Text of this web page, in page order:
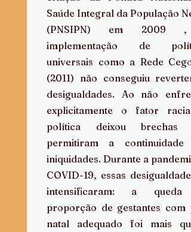
Saúde Integral da População
(PNSIPN) em 2009
implementação de
universais como a Rede
(2011) não conseguiu
desigualdades. Ao não
explicitamente o fator
política deixou brechas
permitiram a continuidade
iniquidades. Durante a
COVID-19, essas
intensificaram: a queda
proporção de gestantes com
natal adequado foi mais